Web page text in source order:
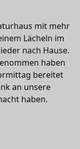
mit mehr
Lächeln im
nach Hause.
haben
bereitet
an unsere
haben.